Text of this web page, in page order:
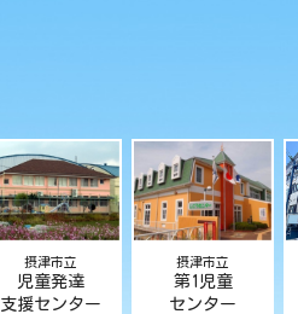
摂津市立
児童発達
支援センター
摂津市立
第1児童
センター